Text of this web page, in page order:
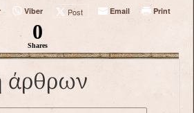
Viber Post Email Print
0
Shares
άρθρων